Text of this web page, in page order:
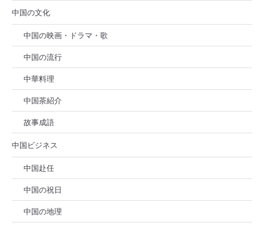
中国の文化
中国の映画・ドラマ・歌
中国の流行
中華料理
中国茶紹介
故事成語
中国ビジネス
中国赴任
中国の祝日
中国の地理